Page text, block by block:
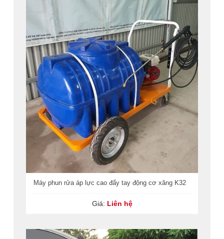
Máy phun rửa áp lực cao đẩy tay động cơ xăng K32
Giá: Liên hệ